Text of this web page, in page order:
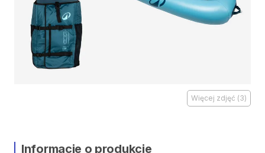
Więcej zdjęć (3)
Informacje o produkcie